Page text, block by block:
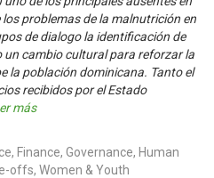
problemas de la malnutrición en
de dialogo la identificación de
cambio cultural para reforzar la
la población dominicana. Tanto el
recibidos por el Estado
más
Finance, Governance, Human
offs, Women & Youth